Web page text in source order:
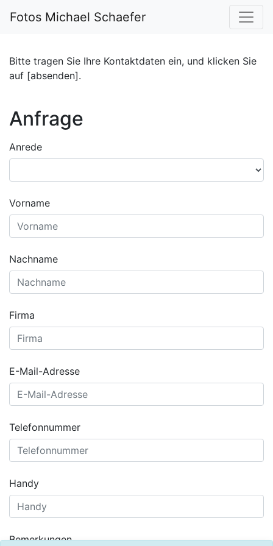
Fotos Michael Schaefer
Bitte tragen Sie Ihre Kontaktdaten ein, und klicken Sie
auf [absenden].
Anfrage
Anrede
Vorname
Nachname
Firma
E-Mail-Adresse
Telefonnummer
Handy
Bemerkungen